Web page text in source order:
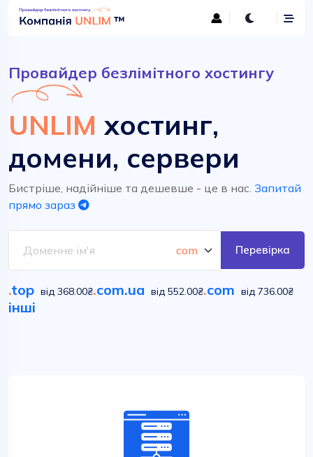
Провайдер безлімітного хостингу
UNLIM хостинг,
домени, сервери
Бистріше, надійніше та дешевше - це в нас. Запитай
прямо зараз
Перевірка
.top від 368.00₴.com.ua від 552.00₴.com від 736.00₴
інші